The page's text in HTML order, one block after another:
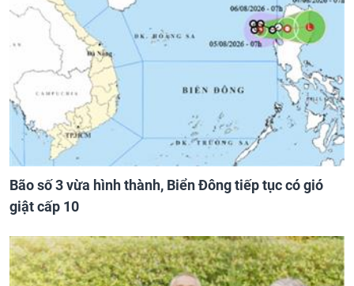
Bão số 3 vừa hình thành, Biển Đông tiếp tục có gió
giật cấp 10